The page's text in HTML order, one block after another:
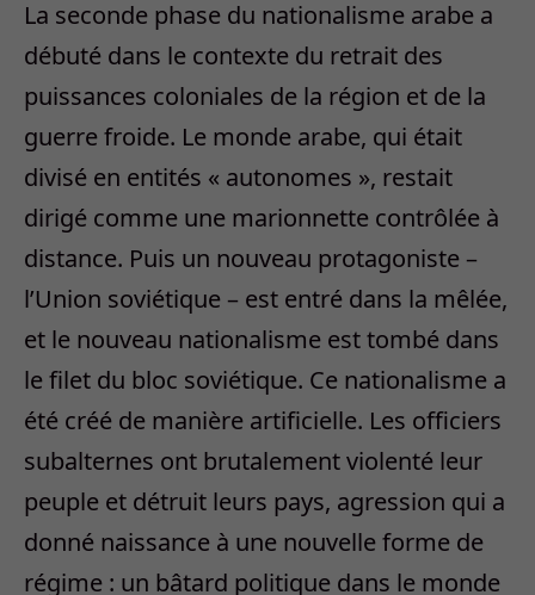
La seconde phase du nationalisme arabe a
débuté dans le contexte du retrait des
puissances coloniales de la région et de la
guerre froide. Le monde arabe, qui était
divisé en entités « autonomes », restait
dirigé comme une marionnette contrôlée à
distance. Puis un nouveau protagoniste –
l’Union soviétique – est entré dans la mêlée,
et le nouveau nationalisme est tombé dans
le filet du bloc soviétique. Ce nationalisme a
été créé de manière artificielle. Les officiers
subalternes ont brutalement violenté leur
peuple et détruit leurs pays, agression qui a
donné naissance à une nouvelle forme de
régime : un bâtard politique dans le monde